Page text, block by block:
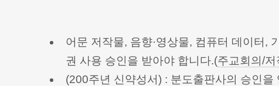
어문 저작물, 음향·영상물, 컴퓨터 데이터,
권 사용 승인을 받아야 합니다.(주교회의/저
(200주년 신약성서) : 분도출판사의 승인을